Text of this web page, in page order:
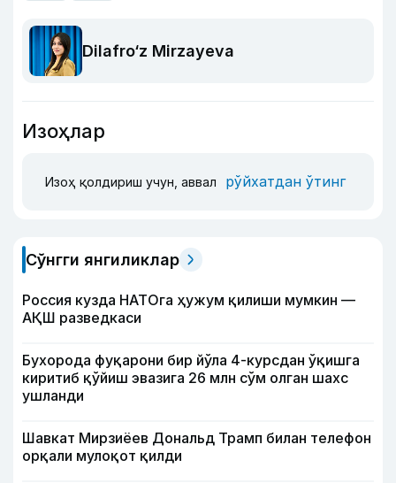
Dilafro‘z Mirzayeva
Изоҳлар
Изоҳ қолдириш учун, аввал рўйхатдан ўтинг
Сўнгги янгиликлар
Россия кузда НАТОга ҳужум қилиши мумкин —
АҚШ разведкаси
Бухорода фуқарони бир йўла 4-курсдан ўқишга
киритиб қўйиш эвазига 26 млн сўм олган шахс
ушланди
Шавкат Мирзиёев Дональд Трамп билан телефон
орқали мулоқот қилди